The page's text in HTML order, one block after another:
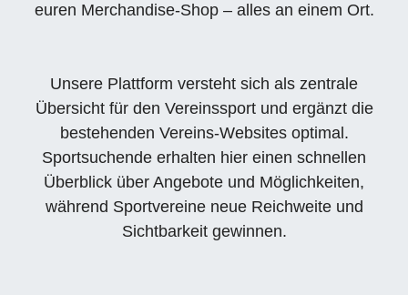
euren Merchandise-Shop – alles an einem Ort.
Unsere Plattform versteht sich als zentrale
Übersicht für den Vereinssport und ergänzt die
bestehenden Vereins-Websites optimal.
Sportsuchende erhalten hier einen schnellen
Überblick über Angebote und Möglichkeiten,
während Sportvereine neue Reichweite und
Sichtbarkeit gewinnen.